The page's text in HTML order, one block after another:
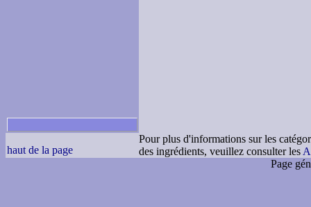
haut de la page
Pour plus d'informations sur les
des ingrédients, veuillez consulter les
Page